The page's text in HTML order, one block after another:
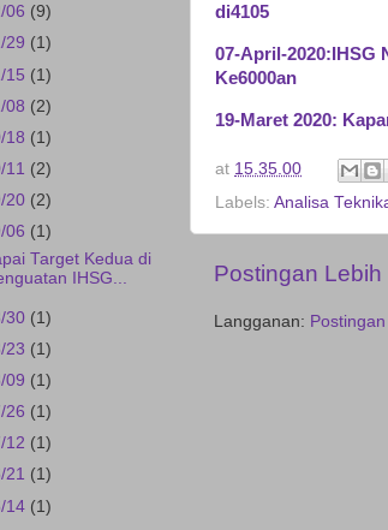
di4105
07-April-2020:IHSG
Ke6000an
19-Maret 2020:
at 15.35.00
Labels: Analisa
Postingan Lebih
Langganan:
06 (9)
29 (1)
15 (1)
08 (2)
18 (1)
11 (2)
20 (2)
06 (1)
Target Kedua di
IHSG...
30 (1)
23 (1)
09 (1)
26 (1)
12 (1)
21 (1)
14 (1)